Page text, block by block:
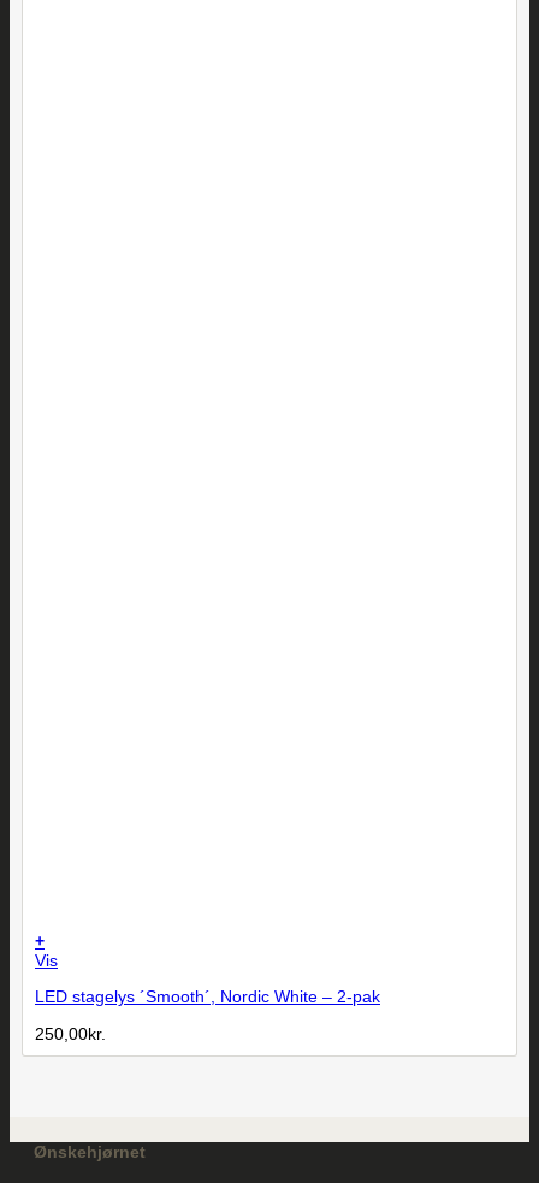
+
Vis
LED stagelys ´Smooth´, Nordic White – 2-pak
250,00kr.
Ønskehjørnet